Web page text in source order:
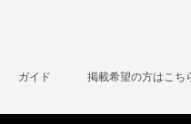
ガイド 掲載希望の方はこち